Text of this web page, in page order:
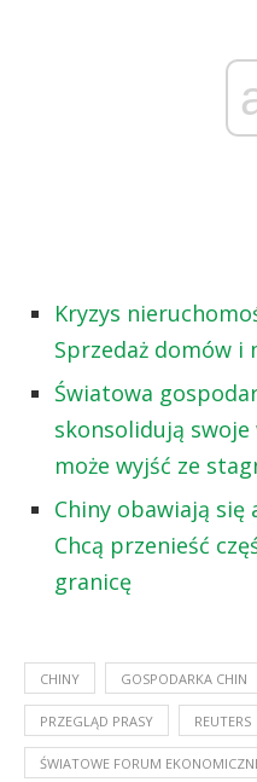
Kryzys
Sprzedaż domów i
Światowa
skonsolidują
może wyjść ze
Chiny obawiają się
Chcą przenieść
granicę
CHINY GOSPODARKA CHIN
PRZEGLĄD PRASY REUTERS
ŚWIATOWE FORUM